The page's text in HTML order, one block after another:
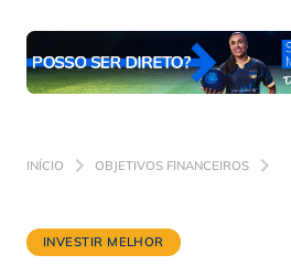
INÍCIO OBJETIVOS FINANCEIROS
INVESTIR MELHOR